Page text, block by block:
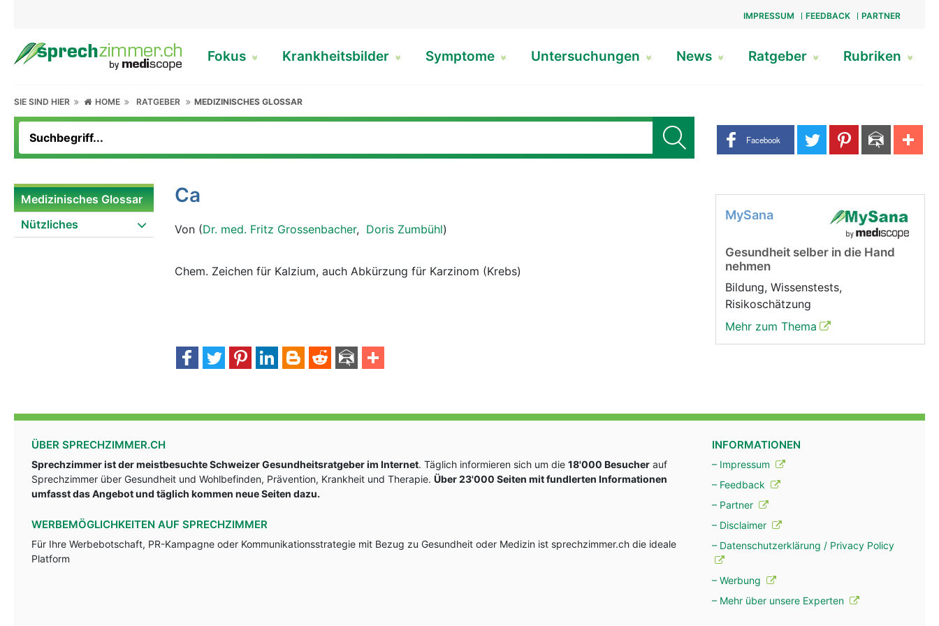
IMPRESSUM FEEDBACK PARTNER
Fokus Krankheitsbilder Symptome Untersuchungen News Ratgeber Rubriken
SIE SIND HIER HOME RATGEBER MEDIZINISCHES GLOSSAR
Share buttons
Facebook
Medizinisches Glossar
Nützliches
Ca
Von (Dr. med. Fritz Grossenbacher, Doris Zumbühl)
Chem. Zeichen für Kalzium, auch Abkürzung für Karzinom (Krebs)
MySana
Gesundheit selber in die Hand
nehmen
Bildung, Wissenstests,
Risikoschätzung
Mehr zum Thema
ÜBER SPRECHZIMMER.CH
Sprechzimmer ist der meistbesuchte Schweizer Gesundheitsratgeber im Internet. Täglich informieren sich um die 18'000 Besucher auf
Sprechzimmer über Gesundheit und Wohlbefinden, Prävention, Krankheit und Therapie. Über 23'000 Seiten mit fundlerten Informationen
umfasst das Angebot und täglich kommen neue Seiten dazu.
WERBEMÖGLICHKEITEN AUF SPRECHZIMMER
Für Ihre Werbebotschaft, PR-Kampagne oder Kommunikationsstrategie mit Bezug zu Gesundheit oder Medizin ist sprechzimmer.ch die ideale
Platform
INFORMATIONEN
– Impressum
– Feedback
– Partner
– Disclaimer
– Datenschutzerklärung / Privacy Policy
– Werbung
– Mehr über unsere Experten